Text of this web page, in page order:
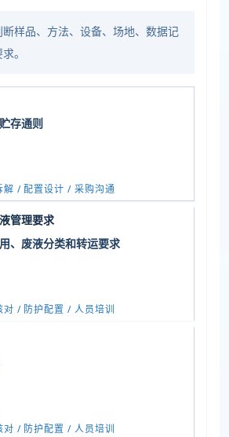
样品、方法、设备、场地、数据记
。
存通则
/ 配置设计 / 采购沟通
管理要求
、废液分类和转运要求
/ 防护配置 / 人员培训
/ 防护配置 / 人员培训